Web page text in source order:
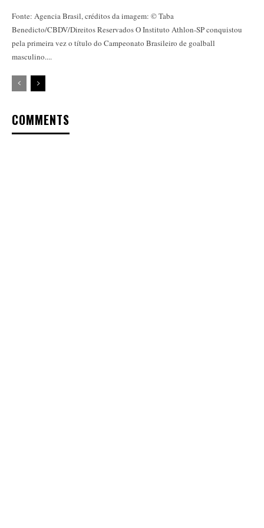
Fonte: Agencia Brasil, créditos da imagem: © Taba
Benedicto/CBDV/Direitos Reservados O Instituto Athlon-SP conquistou
pela primeira vez o título do Campeonato Brasileiro de goalball
masculino....
COMMENTS